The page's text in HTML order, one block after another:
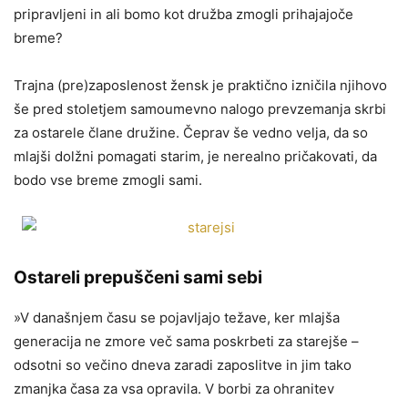
pripravljeni in ali bomo kot družba zmogli prihajajoče
breme?
Trajna (pre)zaposlenost žensk je praktično izničila njihovo
še pred stoletjem samoumevno nalogo prevzemanja skrbi
za ostarele člane družine. Čeprav še vedno velja, da so
mlajši dolžni pomagati starim, je nerealno pričakovati, da
bodo vse breme zmogli sami.
Ostareli prepuščeni sami sebi
»V današnjem času se pojavljajo težave, ker mlajša
generacija ne zmore več sama poskrbeti za starejše –
odsotni so večino dneva zaradi zaposlitve in jim tako
zmanjka časa za vsa opravila. V borbi za ohranitev